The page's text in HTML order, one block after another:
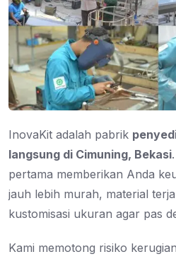
InovaKit adalah pabrik
langsung di Cimuning, Bekasi
pertama memberikan Anda
jauh lebih murah, material
kustomisasi ukuran agar pas
Kami memotong risiko